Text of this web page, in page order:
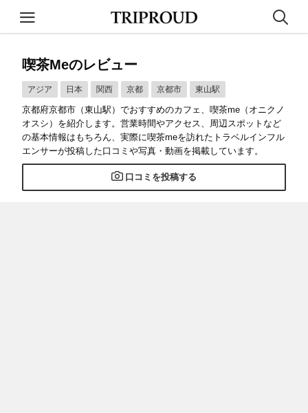
喫茶meのレビュー
アジア 日本 関西 京都 京都市 東山駅
京都府京都市（東山駅）でおすすめのカフェ、喫茶me（オニクノ
オスシ）を紹介します。営業時間やアクセス、周辺スポットなど
の基本情報はもちろん、実際に喫茶meを訪れたトラベルインフル
エンサーが投稿した口コミや写真・動画を掲載しています。
口コミを投稿する